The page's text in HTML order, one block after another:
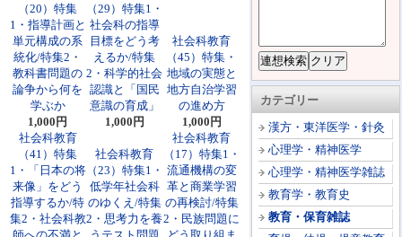
カテゴリー
漢方・東洋医学・針灸
心理学・精神医学
心理学・精神医学雑誌
教育学・教育史
教育・保育雑誌
（20）特集
1・指導計画と
単元構成の系
統化/特集2・
教科書問題の
論争から何を
学ぶか
1,000円
（29）特集1・
社会科の指導
目標をどう考
えるか/特集
2・科学的社会
認識と「国民
意識の育成」
1,000円
社会科教育
（45）特集・
地域の実態と
地方自治学習
の進め方
1,000円
社会科教育
（41）特集
1・「日本の将
来像」をどう
指導するか/特
集2・社会科教
社会科教育
（23）特集1・
低学年社会科
のゆくえ/特集
2・思考力を養
社会科教育
（17）特集1・
流通機構の変
革と商業学習
の再検討/特集
2・民族問題に